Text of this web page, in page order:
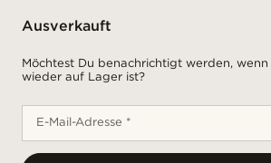
Ausverkauft
Möchtest Du benachrichtigt werden,
wieder auf Lager ist?
E-Mail-Adresse *